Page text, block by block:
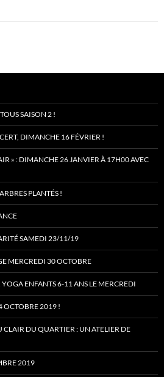
SAISON 2 !
DIMANCHE 16 FÉVRIER !
» : DIMANCHE 26 JANVIER À 17H00 AVEC
PLANTÉS !
SAMEDI 23/11/19
MERCREDI 30 OCTOBRE
ENFANTS 6-11 ANS LE MERCREDI
OCTOBRE 2019 !
DU QUARTIER : UN ATELIER DE
2019